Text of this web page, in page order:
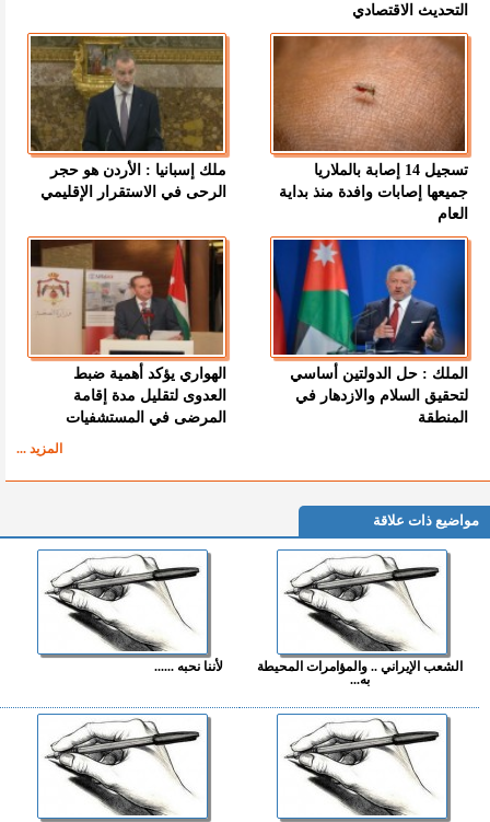
التحديث الاقتصادي
تسجيل 14 إصابة بالملاريا
جميعها إصابات وافدة منذ بداية
العام
ملك إسبانيا : الأردن هو حجر
الرحى في الاستقرار الإقليمي
الملك : حل الدولتين أساسي
لتحقيق السلام والازدهار في
المنطقة
الهواري يؤكد أهمية ضبط
العدوى لتقليل مدة إقامة
المرضى في المستشفيات
المزيد ...
مواضيع ذات علاقة
الشعب الإيراني .. والمؤامرات المحيطة
به...
لأننا نحبه ......